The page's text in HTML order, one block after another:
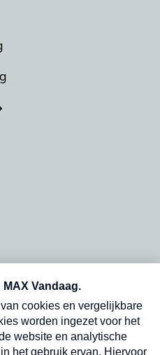
dinsdagochtend in
Verzend